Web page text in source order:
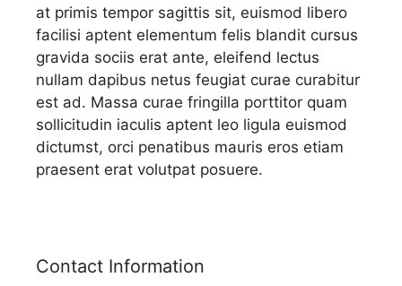
at primis tempor sagittis sit, euismod libero
facilisi aptent elementum felis blandit cursus
gravida sociis erat ante, eleifend lectus
nullam dapibus netus feugiat curae curabitur
est ad. Massa curae fringilla porttitor quam
sollicitudin iaculis aptent leo ligula euismod
dictumst, orci penatibus mauris eros etiam
praesent erat volutpat posuere.
Contact Information